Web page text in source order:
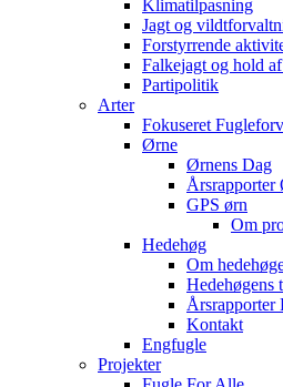
Klimatilpasning
Jagt og
Forstyrrende
Falkejagt og hold
Partipolitik
Arter
Fokuseret
Ørne
Ørnens Dag
Årsrapporter
GPS ørn
Om
Hedehøg
Om
Hedehøgens
Årsrapporter
Kontakt
Engfugle
Projekter